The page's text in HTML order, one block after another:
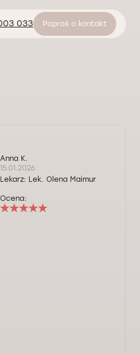
033 Poproś o kontakt
Anna K.
15.01.2026
Lekarz: Lek. Olena Maimur
Ocena: